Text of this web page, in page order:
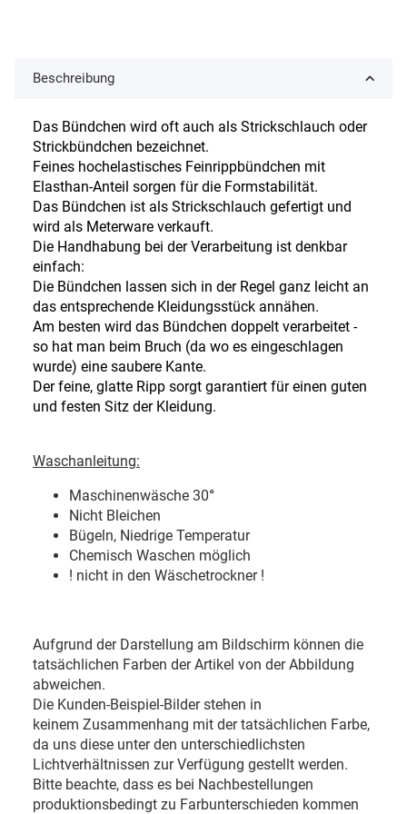
Beschreibung
Das Bündchen wird oft auch als Strickschlauch oder
Strickbündchen bezeichnet.
Feines hochelastisches Feinrippbündchen mit
Elasthan-Anteil sorgen für die Formstabilität.
Das Bündchen ist als Strickschlauch gefertigt und
wird als Meterware verkauft.
Die Handhabung bei der Verarbeitung ist denkbar
einfach:
Die Bündchen lassen sich in der Regel ganz leicht an
das entsprechende Kleidungsstück annähen.
Am besten wird das Bündchen doppelt verarbeitet -
so hat man beim Bruch (da wo es eingeschlagen
wurde) eine saubere Kante.
Der feine, glatte Ripp sorgt garantiert für einen guten
und festen Sitz der Kleidung.
Waschanleitung:
Maschinenwäsche 30°
Nicht Bleichen
Bügeln, Niedrige Temperatur
Chemisch Waschen möglich
! nicht in den Wäschetrockner !
Aufgrund der Darstellung am Bildschirm können die
tatsächlichen Farben der Artikel von der Abbildung
abweichen.
Die Kunden-Beispiel-Bilder stehen in
keinem Zusammenhang mit der tatsächlichen Farbe,
da uns diese unter den unterschiedlichsten
Lichtverhältnissen zur Verfügung gestellt werden.
Bitte beachte, dass es bei Nachbestellungen
produktionsbedingt zu Farbunterschieden kommen